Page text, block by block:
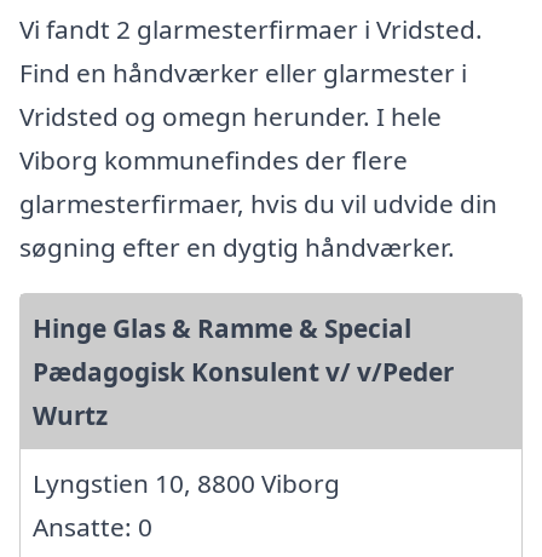
Vi fandt 2 glarmesterfirmaer i Vridsted.
Find en håndværker eller glarmester i
Vridsted og omegn herunder. I hele
Viborg kommunefindes der flere
glarmesterfirmaer, hvis du vil udvide din
søgning efter en dygtig håndværker.
Hinge Glas & Ramme & Special
Pædagogisk Konsulent v/ v/Peder
Wurtz
Lyngstien 10, 8800 Viborg
Ansatte: 0